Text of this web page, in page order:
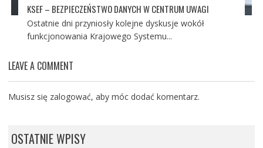
KSEF – BEZPIECZEŃSTWO DANYCH W CENTRUM UWAGI
Ostatnie dni przyniosły kolejne dyskusje wokół
funkcjonowania Krajowego Systemu...
LEAVE A COMMENT
Musisz się zalogować, aby móc dodać komentarz.
OSTATNIE WPISY